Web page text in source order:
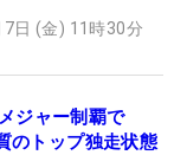
日 (金) 11時30分
ジャー制覇で
トップ独走状態